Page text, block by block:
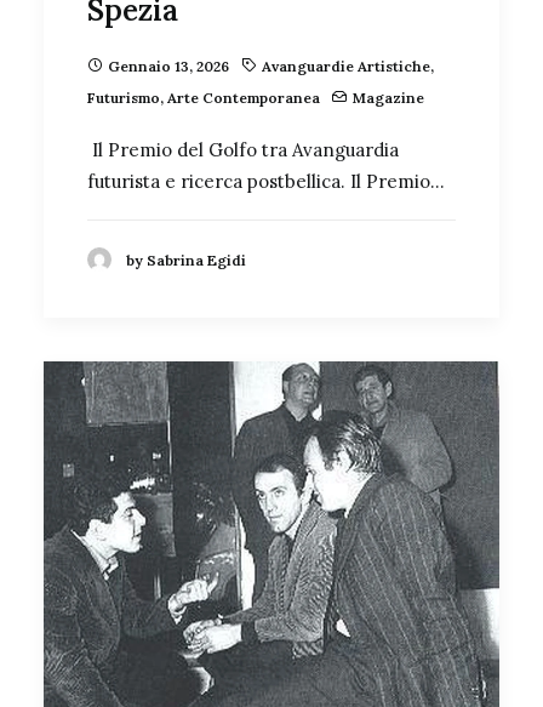
Spezia
Gennaio 13, 2026 Avanguardie Artistiche,
Futurismo, Arte Contemporanea Magazine
Il Premio del Golfo tra Avanguardia
futurista e ricerca postbellica. Il Premio…
by Sabrina Egidi